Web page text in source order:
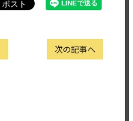
次の記事へ